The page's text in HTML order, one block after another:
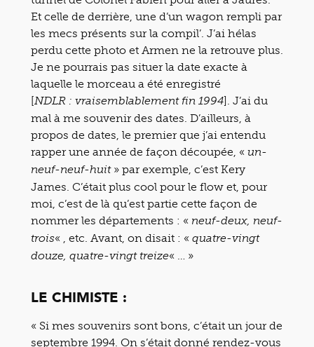
Et celle de derrière, une d’un wagon rempli par
les mecs présents sur la compil’. J’ai hélas
perdu cette photo et Armen ne la retrouve plus.
Je ne pourrais pas situer la date exacte à
laquelle le morceau a été enregistré
[NDLR : vraisemblablement fin 1994]. J’ai du
mal à me souvenir des dates. D’ailleurs, à
propos de dates, le premier que j’ai entendu
rapper une année de façon découpée, « un-
neuf-neuf-huit» par exemple, c’est Kery
James. C’était plus cool pour le flow et, pour
moi, c’est de là qu’est partie cette façon de
nommer les départements : « neuf-deux, neuf-
trois« , etc. Avant, on disait : « quatre-vingt
douze, quatre-vingt treize« … »
LE CHIMISTE :
« Si mes souvenirs sont bons, c’était un jour de
septembre 1994. On s’était donné rendez-vous